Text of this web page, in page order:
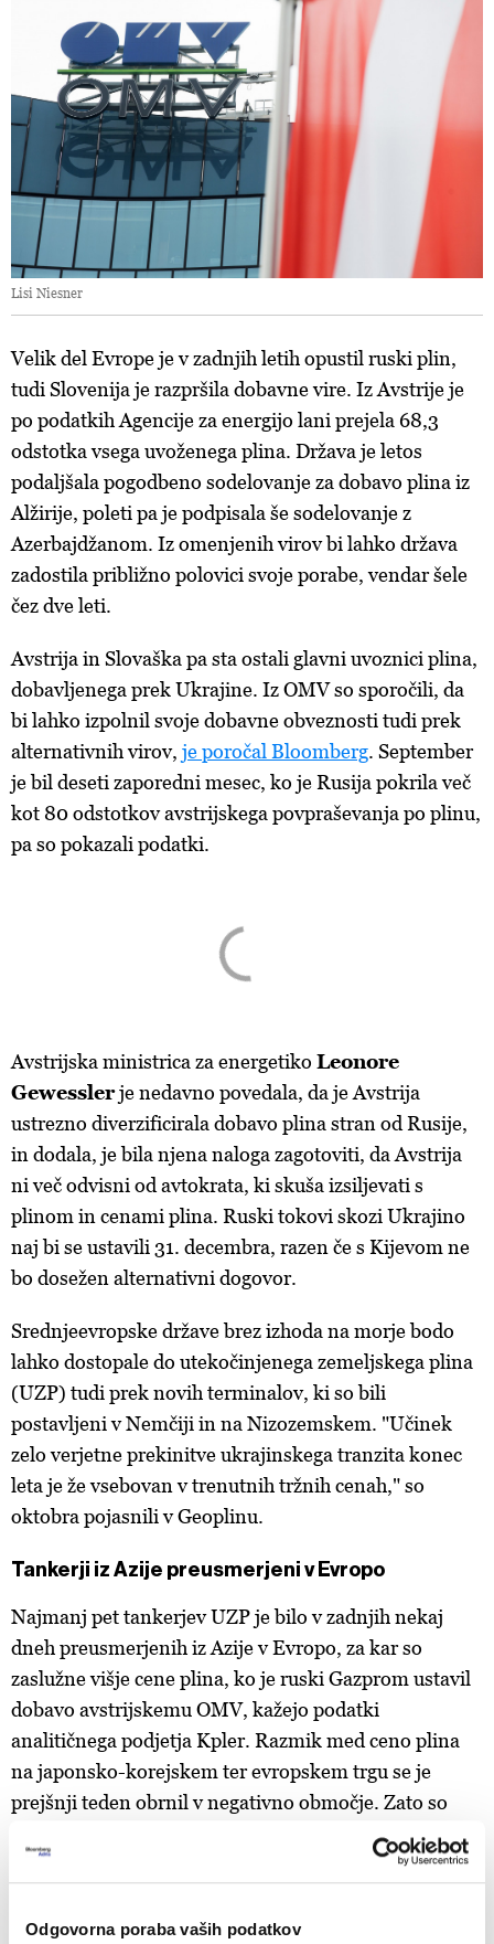
Odgovorna poraba vaših podatkov
Lisi Niesner
Velik del Evrope je v zadnjih letih opustil ruski plin,
tudi Slovenija je razpršila dobavne vire. Iz Avstrije je
po podatkih Agencije za energijo lani prejela 68,3
odstotka vsega uvoženega plina. Država je letos
podaljšala pogodbeno sodelovanje za dobavo plina iz
Alžirije, poleti pa je podpisala še sodelovanje z
Azerbajdžanom. Iz omenjenih virov bi lahko država
zadostila približno polovici svoje porabe, vendar šele
čez dve leti.
Avstrija in Slovaška pa sta ostali glavni uvoznici plina,
dobavljenega prek Ukrajine. Iz OMV so sporočili, da
bi lahko izpolnil svoje dobavne obveznosti tudi prek
alternativnih virov, je poročal Bloomberg. September
je bil deseti zaporedni mesec, ko je Rusija pokrila več
kot 80 odstotkov avstrijskega povpraševanja po plinu,
pa so pokazali podatki.
Avstrijska ministrica za energetiko Leonore
Gewesslerje nedavno povedala, da je Avstrija
ustrezno diverzificirala dobavo plina stran od Rusije,
in dodala, je bila njena naloga zagotoviti, da Avstrija
ni več odvisni od avtokrata, ki skuša izsiljevati s
plinom in cenami plina. Ruski tokovi skozi Ukrajino
naj bi se ustavili 31. decembra, razen če s Kijevom ne
bo dosežen alternativni dogovor.
Srednjeevropske države brez izhoda na morje bodo
lahko dostopale do utekočinjenega zemeljskega plina
(UZP) tudi prek novih terminalov, ki so bili
postavljeni v Nemčiji in na Nizozemskem. "Učinek
zelo verjetne prekinitve ukrajinskega tranzita konec
leta je že vsebovan v trenutnih tržnih cenah," so
oktobra pojasnili v Geoplinu.
Tankerji iz Azije preusmerjeni v Evropo
Najmanj pet tankerjev UZP je bilo v zadnjih nekaj
dneh preusmerjenih iz Azije v Evropo, za kar so
zaslužne višje cene plina, ko je ruski Gazprom ustavil
dobavo avstrijskemu OMV, kažejo podatki
analitičnega podjetja Kpler. Razmik med ceno plina
na japonsko-korejskem ter evropskem trgu se je
prejšnji teden obrnil v negativno območje. Zato so
trgovci preusmerili tankerje iz Azije v Evropo," jeza
Reuters povedala
Zaradi razlik med ceno plina na